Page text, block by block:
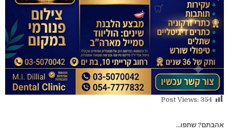
Post Views: 354
אהבתם? שתפו...